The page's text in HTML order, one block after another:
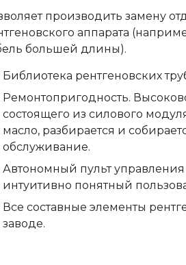
производить замену
аппарата
большей длины).
Библиотека рентгеновских
Ремонтопригодность.
состоящего из силового
масло, разбирается и
обслуживание.
Автономный пульт
интуитивно понятный
Все составные элементы
заводе.